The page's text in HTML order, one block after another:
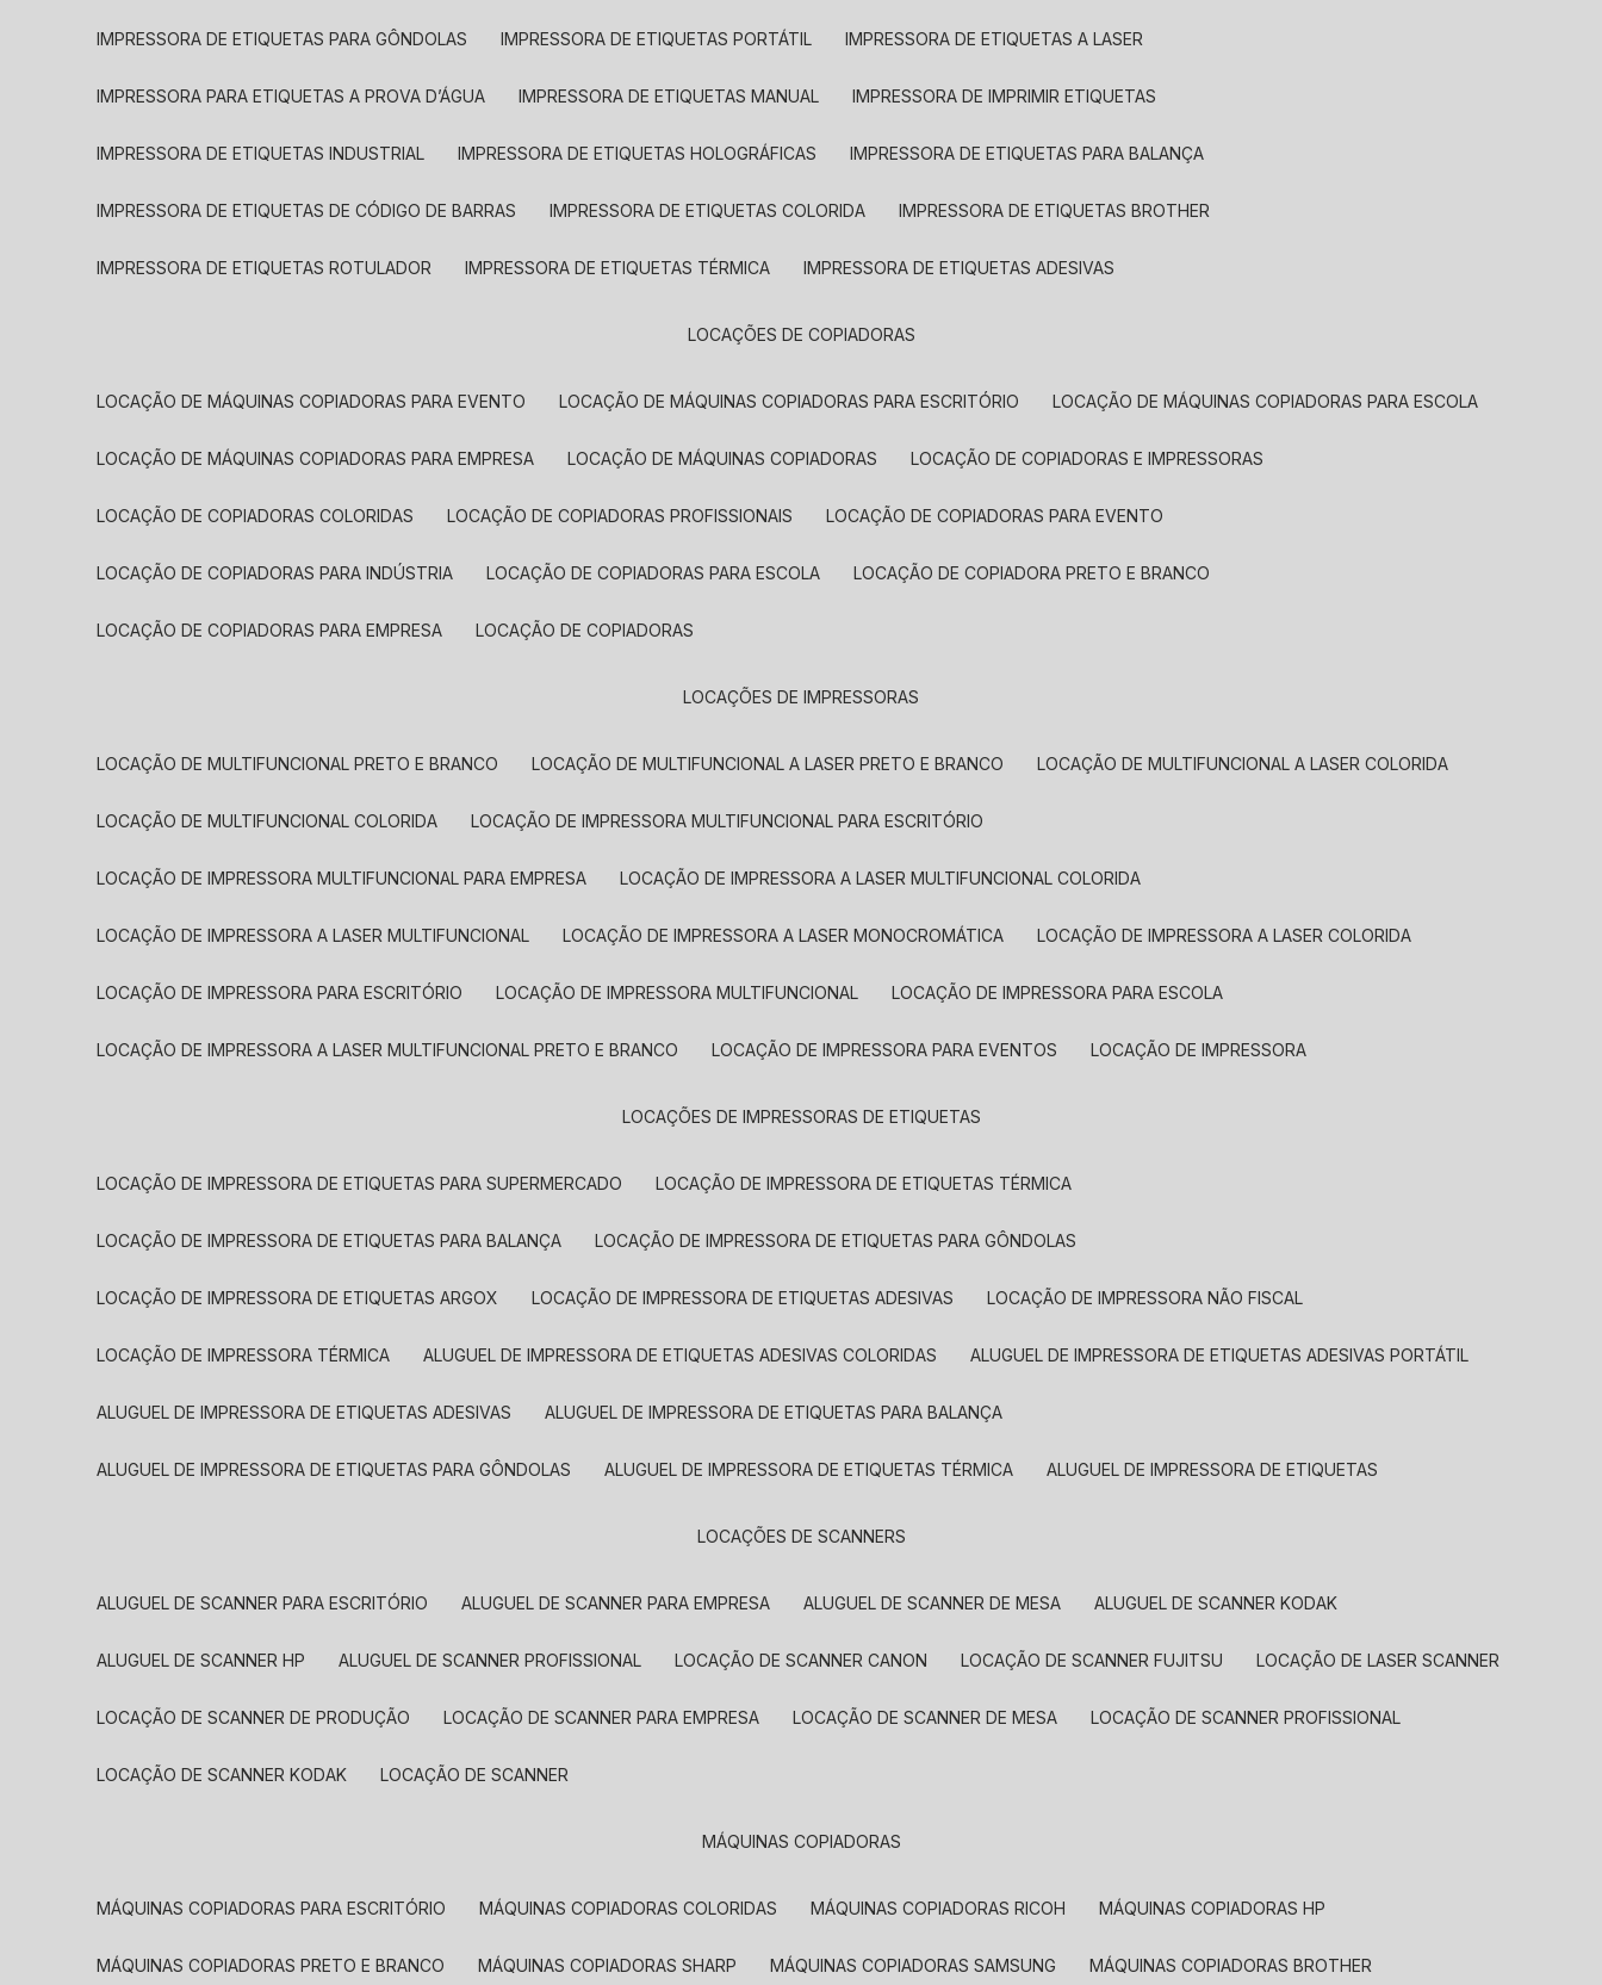
IMPRESSORA DE ETIQUETAS PARA GÔNDOLAS IMPRESSORA DE ETIQUETAS PORTÁTIL IMPRESSORA DE ETIQUETAS A LASER
IMPRESSORA PARA ETIQUETAS A PROVA D’ÁGUA IMPRESSORA DE ETIQUETAS MANUAL IMPRESSORA DE IMPRIMIR ETIQUETAS
IMPRESSORA DE ETIQUETAS INDUSTRIAL IMPRESSORA DE ETIQUETAS HOLOGRÁFICAS IMPRESSORA DE ETIQUETAS PARA BALANÇA
IMPRESSORA DE ETIQUETAS DE CÓDIGO DE BARRAS IMPRESSORA DE ETIQUETAS COLORIDA IMPRESSORA DE ETIQUETAS BROTHER
IMPRESSORA DE ETIQUETAS ROTULADOR IMPRESSORA DE ETIQUETAS TÉRMICA IMPRESSORA DE ETIQUETAS ADESIVAS
LOCAÇÕES DE COPIADORAS
LOCAÇÃO DE MÁQUINAS COPIADORAS PARA EVENTO LOCAÇÃO DE MÁQUINAS COPIADORAS PARA ESCRITÓRIO LOCAÇÃO DE MÁQUINAS COPIADORAS PARA ESCOLA
LOCAÇÃO DE MÁQUINAS COPIADORAS PARA EMPRESA LOCAÇÃO DE MÁQUINAS COPIADORAS LOCAÇÃO DE COPIADORAS E IMPRESSORAS
LOCAÇÃO DE COPIADORAS COLORIDAS LOCAÇÃO DE COPIADORAS PROFISSIONAIS LOCAÇÃO DE COPIADORAS PARA EVENTO
LOCAÇÃO DE COPIADORAS PARA INDÚSTRIA LOCAÇÃO DE COPIADORAS PARA ESCOLA LOCAÇÃO DE COPIADORA PRETO E BRANCO
LOCAÇÃO DE COPIADORAS PARA EMPRESA LOCAÇÃO DE COPIADORAS
LOCAÇÕES DE IMPRESSORAS
LOCAÇÃO DE MULTIFUNCIONAL PRETO E BRANCO LOCAÇÃO DE MULTIFUNCIONAL A LASER PRETO E BRANCO LOCAÇÃO DE MULTIFUNCIONAL A LASER COLORIDA
LOCAÇÃO DE MULTIFUNCIONAL COLORIDA LOCAÇÃO DE IMPRESSORA MULTIFUNCIONAL PARA ESCRITÓRIO
LOCAÇÃO DE IMPRESSORA MULTIFUNCIONAL PARA EMPRESA LOCAÇÃO DE IMPRESSORA A LASER MULTIFUNCIONAL COLORIDA
LOCAÇÃO DE IMPRESSORA A LASER MULTIFUNCIONAL LOCAÇÃO DE IMPRESSORA A LASER MONOCROMÁTICA LOCAÇÃO DE IMPRESSORA A LASER COLORIDA
LOCAÇÃO DE IMPRESSORA PARA ESCRITÓRIO LOCAÇÃO DE IMPRESSORA MULTIFUNCIONAL LOCAÇÃO DE IMPRESSORA PARA ESCOLA
LOCAÇÃO DE IMPRESSORA A LASER MULTIFUNCIONAL PRETO E BRANCO LOCAÇÃO DE IMPRESSORA PARA EVENTOS LOCAÇÃO DE IMPRESSORA
LOCAÇÕES DE IMPRESSORAS DE ETIQUETAS
LOCAÇÃO DE IMPRESSORA DE ETIQUETAS PARA SUPERMERCADO LOCAÇÃO DE IMPRESSORA DE ETIQUETAS TÉRMICA
LOCAÇÃO DE IMPRESSORA DE ETIQUETAS PARA BALANÇA LOCAÇÃO DE IMPRESSORA DE ETIQUETAS PARA GÔNDOLAS
LOCAÇÃO DE IMPRESSORA DE ETIQUETAS ARGOX LOCAÇÃO DE IMPRESSORA DE ETIQUETAS ADESIVAS LOCAÇÃO DE IMPRESSORA NÃO FISCAL
LOCAÇÃO DE IMPRESSORA TÉRMICA ALUGUEL DE IMPRESSORA DE ETIQUETAS ADESIVAS COLORIDAS ALUGUEL DE IMPRESSORA DE ETIQUETAS ADESIVAS PORTÁTIL
ALUGUEL DE IMPRESSORA DE ETIQUETAS ADESIVAS ALUGUEL DE IMPRESSORA DE ETIQUETAS PARA BALANÇA
ALUGUEL DE IMPRESSORA DE ETIQUETAS PARA GÔNDOLAS ALUGUEL DE IMPRESSORA DE ETIQUETAS TÉRMICA ALUGUEL DE IMPRESSORA DE ETIQUETAS
LOCAÇÕES DE SCANNERS
ALUGUEL DE SCANNER PARA ESCRITÓRIO ALUGUEL DE SCANNER PARA EMPRESA ALUGUEL DE SCANNER DE MESA ALUGUEL DE SCANNER KODAK
ALUGUEL DE SCANNER HP ALUGUEL DE SCANNER PROFISSIONAL LOCAÇÃO DE SCANNER CANON LOCAÇÃO DE SCANNER FUJITSU LOCAÇÃO DE LASER SCANNER
LOCAÇÃO DE SCANNER DE PRODUÇÃO LOCAÇÃO DE SCANNER PARA EMPRESA LOCAÇÃO DE SCANNER DE MESA LOCAÇÃO DE SCANNER PROFISSIONAL
LOCAÇÃO DE SCANNER KODAK LOCAÇÃO DE SCANNER
MÁQUINAS COPIADORAS
MÁQUINAS COPIADORAS PARA ESCRITÓRIO MÁQUINAS COPIADORAS COLORIDAS MÁQUINAS COPIADORAS RICOH MÁQUINAS COPIADORAS HP
MÁQUINAS COPIADORAS PRETO E BRANCO MÁQUINAS COPIADORAS SHARP MÁQUINAS COPIADORAS SAMSUNG MÁQUINAS COPIADORAS BROTHER